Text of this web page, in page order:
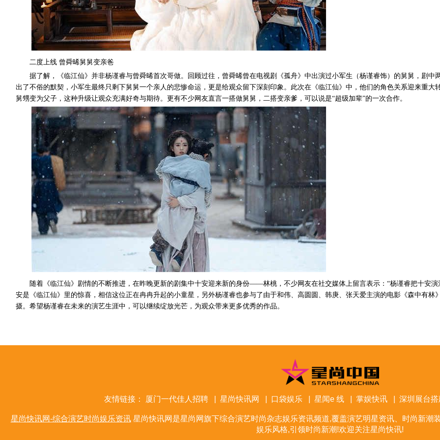
二度上线 曾舜晞舅舅变亲爸
据了解，《临江仙》并非杨谨睿与曾舜晞首次哥做。回顾过往，曾舜晞曾在电视剧《孤舟》中出演过小军生（杨谨睿饰）的舅舅，剧中
出了不俗的默契，小军生最终只剩下舅舅一个亲人的悲惨命运，更是给观众留下深刻印象。此次在《临江仙》中，他们的角色关系迎来重大
舅甥变为父子，这种升级让观众充满好奇与期待。更有不少网友直言一搭做舅舅，二搭变亲爹，可以说是“超级加辈”的一次合作。
随着《临江仙》剧情的不断推进，在昨晚更新的剧集中十安迎来新的身份——林桃，不少网友在社交媒体上留言表示：“杨谨睿把十安演
安是《临江仙》里的惊喜，相信这位正在冉冉升起的小童星，另外杨谨睿也参与了由于和伟、高圆圆、韩庚、张天爱主演的电影《森中有林
摄。希望杨谨睿在未来的演艺生涯中，可以继续绽放光芒，为观众带来更多优秀的作品。
友情链接： 厦门一代佳人招聘| 星尚快讯网 口袋娱乐| 星闻e 线| 掌娱快讯| 深圳展台搭
星尚快讯网-综合演艺时尚娱乐资讯星尚快讯网是星尚网旗下综合演艺时尚杂志娱乐资讯频道,覆盖演艺明星资讯、时尚新潮
娱乐风格,引领时尚新潮!欢迎关注星尚快讯!